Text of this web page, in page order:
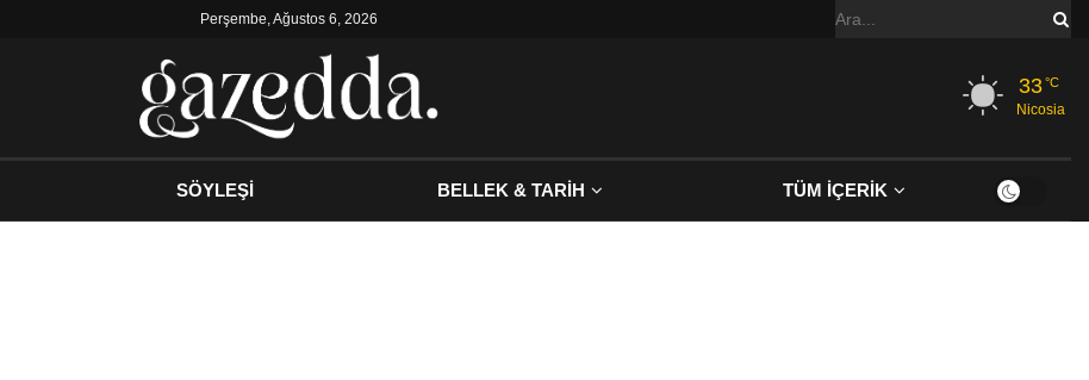
Perşembe, Ağustos 6, 2026
33°C
Nicosia
SÖYLEŞİ BELLEK & TARİH TÜM İÇERİK